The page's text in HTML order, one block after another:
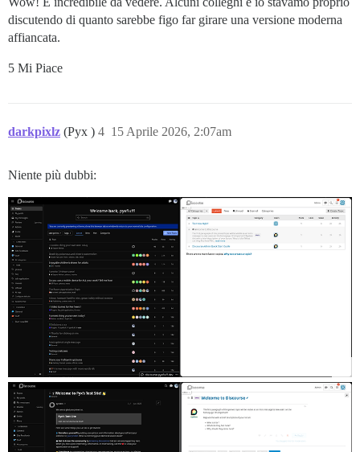
discutendo di quanto sarebbe figo far girare una versione moderna
affiancata.
5 Mi Piace
darkpixlz (Pyx ) 15 Aprile 2026, 2:07am
4
Niente più dubbi: